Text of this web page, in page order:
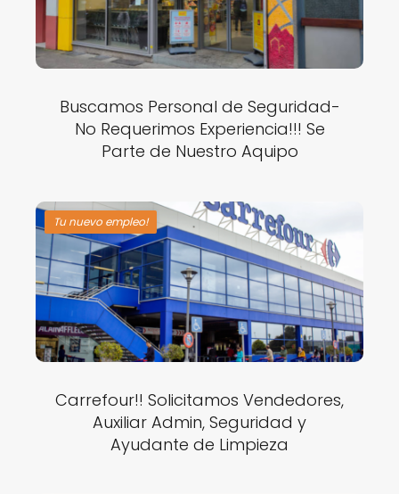
Buscamos Personal de Seguridad-
No Requerimos Experiencia!!! Se
Parte de Nuestro Aquipo
Tu nuevo empleo!
Carrefour!! Solicitamos Vendedores,
Auxiliar Admin, Seguridad y
Ayudante de Limpieza